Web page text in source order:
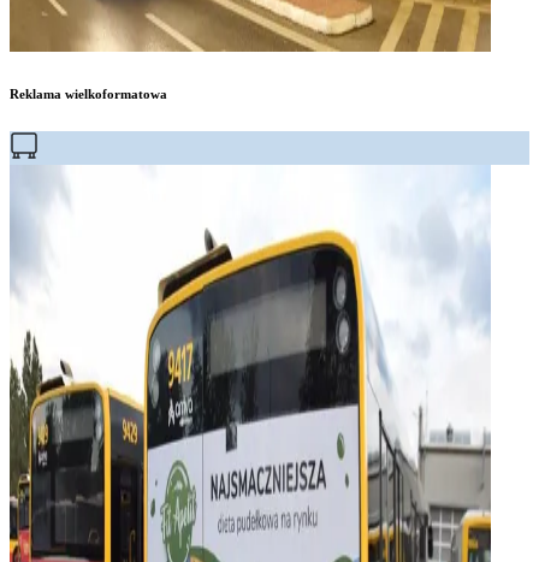
Reklama wielkoformatowa